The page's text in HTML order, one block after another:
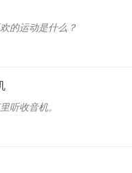
的运动是什么？
听收音机。